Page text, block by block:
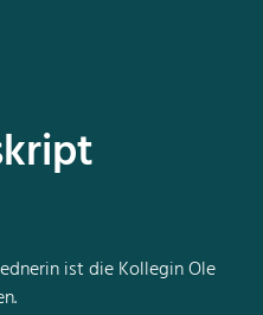
ist die Kollegin Ole